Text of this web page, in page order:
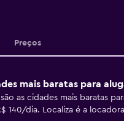
Preços
mais baratas para
são as cidades mais baratas
140/dia. Localiza é a